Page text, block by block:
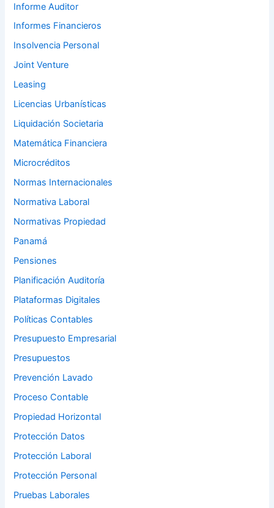
Informe Auditor
Informes Financieros
Insolvencia Personal
Joint Venture
Leasing
Licencias Urbanísticas
Liquidación Societaria
Matemática Financiera
Microcréditos
Normas Internacionales
Normativa Laboral
Normativas Propiedad
Panamá
Pensiones
Planificación Auditoría
Plataformas Digitales
Políticas Contables
Presupuesto Empresarial
Presupuestos
Prevención Lavado
Proceso Contable
Propiedad Horizontal
Protección Datos
Protección Laboral
Protección Personal
Pruebas Laborales